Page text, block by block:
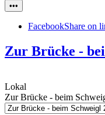
•••
FacebookShare on
Zur Brücke -
Lokal
Zur Brücke - beim